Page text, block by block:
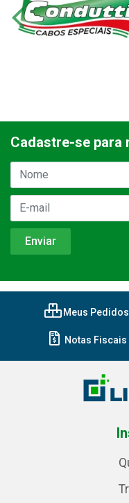
Cadastre-se para
Meus Pedidos
Notas Fiscais